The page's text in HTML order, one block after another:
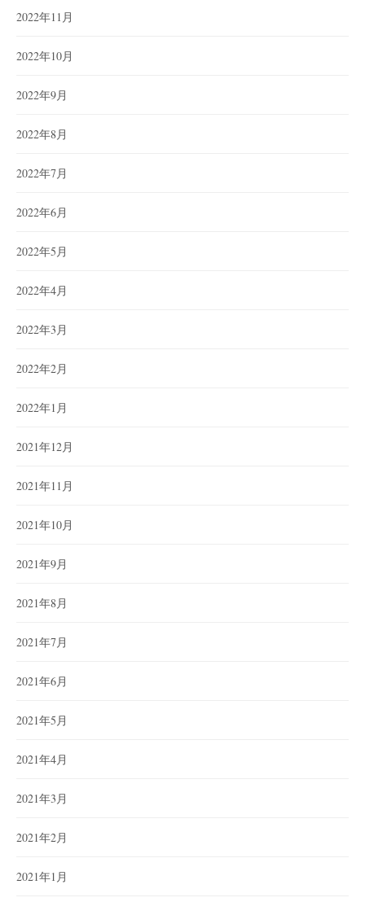
2022年11月
2022年10月
2022年9月
2022年8月
2022年7月
2022年6月
2022年5月
2022年4月
2022年3月
2022年2月
2022年1月
2021年12月
2021年11月
2021年10月
2021年9月
2021年8月
2021年7月
2021年6月
2021年5月
2021年4月
2021年3月
2021年2月
2021年1月